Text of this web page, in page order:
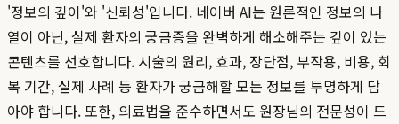
'정보의 깊이'와 '신뢰성'입니다. 네이버 AI는 원론적인 정보의 나
열이 아닌, 실제 환자의 궁금증을 완벽하게 해소해주는 깊이 있는
콘텐츠를 선호합니다. 시술의 원리, 효과, 장단점, 부작용, 비용, 회
복 기간, 실제 사례 등 환자가 궁금해할 모든 정보를 투명하게 담
아야 합니다. 또한, 의료법을 준수하면서도 원장님의 전문성이 드